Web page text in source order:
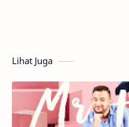
Lihat Juga